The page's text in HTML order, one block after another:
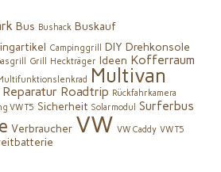
Bus Bushack Buskauf
Campinggrill DIY Drehkonsole
Grill Heckträger Ideen Kofferraum
Multivan
Reparatur Roadtrip Rückfahrkamera
VW T5 Sicherheit Solarmodul Surferbus
Verbraucher VW VW Caddy VW T5